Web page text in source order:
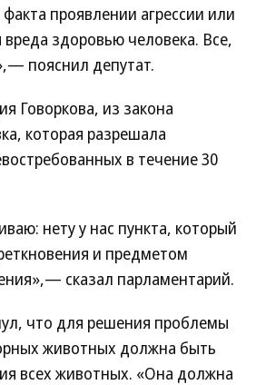
проявлении агрессии или
здоровью человека. Все,
пояснил депутат.
Говоркова, из закона
которая разрешала
в течение 30
нету у нас пункта, который
и предметом
сказал парламентарий.
что для решения проблемы
животных должна быть
всех животных. «Она должна